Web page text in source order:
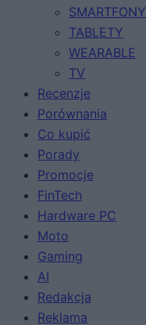
SMARTFONY
TABLETY
WEARABLE
TV
Recenzje
Porównania
Co kupić
Porady
Promocje
FinTech
Hardware PC
Moto
Gaming
AI
Redakcja
Reklama